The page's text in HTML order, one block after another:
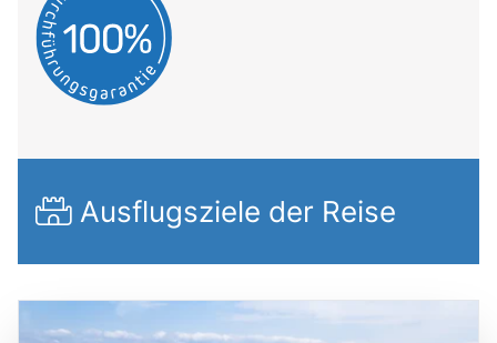
Ausflugsziele der Reise